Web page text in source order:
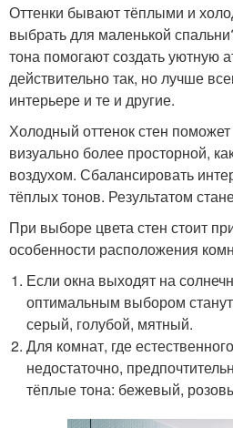
Оттенки бывают тёплыми и
выбрать для маленькой
тона помогают создать уютную
действительно так, но лучше
интерьере и те и другие.
Холодный оттенок стен поможет
визуально более просторной,
воздухом. Сбалансировать
тёплых тонов. Результатом
При выборе цвета стен стоит
особенности расположения
Если окна выходят на
оптимальным выбором
серый, голубой, мятный.
Для комнат, где
недостаточно,
тёплые тона: бежевый,